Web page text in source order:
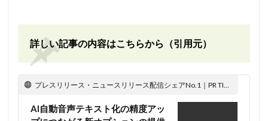
詳しい記事の内容はこちらから（引用元）
プレスリリース・ニュースリリース配信シェアNo.1｜PR TIMES
AI自動音声テキスト化の精度アッ